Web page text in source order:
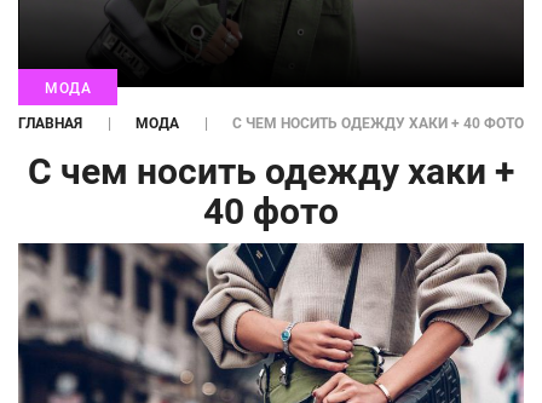
МОДА
ГЛАВНАЯ МОДА С ЧЕМ НОСИТЬ ОДЕЖДУ ХАКИ + 40 ФОТО
С чем носить одежду хаки +
40 фото